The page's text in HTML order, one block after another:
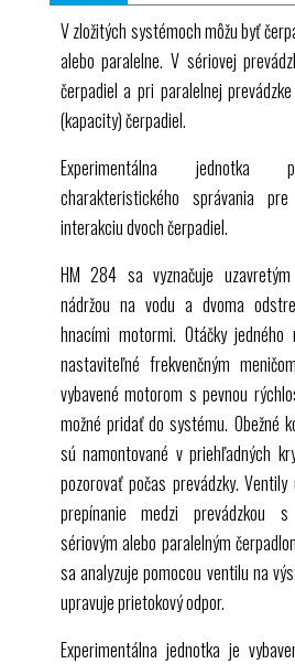
V zložitých systémoch môžu byť
alebo paralelne. V sériovej
čerpadiel a pri paralelnej
(kapacity) čerpadiel.
Experimentálna jednotka
charakteristického správania
interakciu dvoch čerpadiel.
HM 284 sa vyznačuje
nádržou na vodu a dvoma
hnacími motormi. Otáčky
nastaviteľné frekvenčným
vybavené motorom s pevnou
možné pridať do systému. Obežné
sú namontované v priehľadných
pozorovať počas prevádzky. Ventily
prepínanie medzi prevádzkou
sériovým alebo paralelným
sa analyzuje pomocou ventilu na
upravuje prietokový odpor.
Experimentálna jednotka je